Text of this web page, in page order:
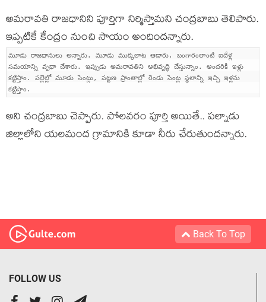
అమ‌రావ‌తి రాజ‌ధానిని పూర్తిగా నిర్మిస్తామ‌ని చంద్ర‌బాబు తెలిపారు.
ఇప్ప‌టికే కేంద్రం నుంచి సాయం అందింద‌న్నారు.
మూడు రాజ‌ధానులు అన్నారు. మూడు ముక్క‌లాట ఆడారు. బంగారంలాంటి ఐదేళ్ల
స‌మ‌యాన్ని వృథా చేశారు. ఇప్పుడు అమ‌రావ‌తిని అభివృద్ధి చేస్తున్నాం. అంద‌రికీ ఇళ్లు
క‌ట్టిస్తాం. ప‌ల్లెల్లో మూడు సెంట్లు, ప‌ట్ట‌ణ ప్రాంతాల్లో రెండు సెంట్ల స్థ‌లాన్ని ఇచ్చి ఇళ్ల‌ను
క‌ట్టిస్తాం.
అని చంద్ర‌బాబు చెప్పారు. పోల‌వ‌రం పూర్తి అయితే.. ప‌ల్నాడు
జిల్లాలోని య‌ల‌మంద గ్రామానికి కూడా నీరు చేరుతుంద‌న్నారు.
Back To Top
FOLLOW US